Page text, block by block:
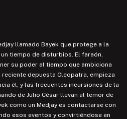
llamado Bayek que protege a la
tiempo de disturbios. El faraón,
su poder al tiempo que ambiciona
depuesta Cleopatra, empieza
él, y las frecuentes incursiones de la
de Julio César llevan al temor de
como un Medjay es contactarse con
esos eventos y convirtiéndose en